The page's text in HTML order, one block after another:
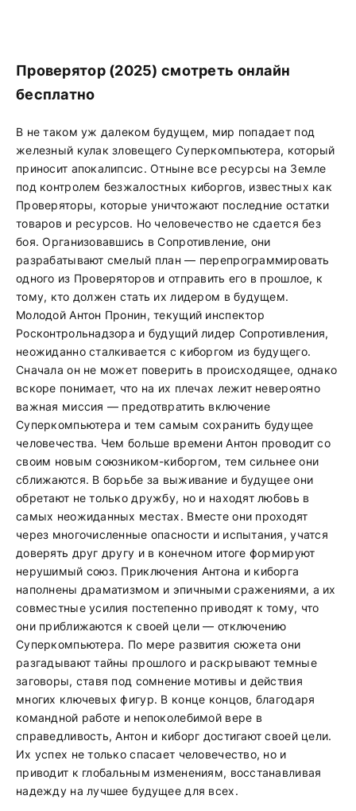
Проверятор (2025) смотреть онлайн
бесплатно
В не таком уж далеком будущем, мир попадает под
железный кулак зловещего Суперкомпьютера, который
приносит апокалипсис. Отныне все ресурсы на Земле
под контролем безжалостных киборгов, известных как
Проверяторы, которые уничтожают последние остатки
товаров и ресурсов. Но человечество не сдается без
боя. Организовавшись в Сопротивление, они
разрабатывают смелый план — перепрограммировать
одного из Проверяторов и отправить его в прошлое, к
тому, кто должен стать их лидером в будущем.
Молодой Антон Пронин, текущий инспектор
Росконтрольнадзора и будущий лидер Сопротивления,
неожиданно сталкивается с киборгом из будущего.
Сначала он не может поверить в происходящее, однако
вскоре понимает, что на их плечах лежит невероятно
важная миссия — предотвратить включение
Суперкомпьютера и тем самым сохранить будущее
человечества. Чем больше времени Антон проводит со
своим новым союзником-киборгом, тем сильнее они
сближаются. В борьбе за выживание и будущее они
обретают не только дружбу, но и находят любовь в
самых неожиданных местах. Вместе они проходят
через многочисленные опасности и испытания, учатся
доверять друг другу и в конечном итоге формируют
нерушимый союз. Приключения Антона и киборга
наполнены драматизмом и эпичными сражениями, а их
совместные усилия постепенно приводят к тому, что
они приближаются к своей цели — отключению
Суперкомпьютера. По мере развития сюжета они
разгадывают тайны прошлого и раскрывают темные
заговоры, ставя под сомнение мотивы и действия
многих ключевых фигур. В конце концов, благодаря
командной работе и непоколебимой вере в
справедливость, Антон и киборг достигают своей цели.
Их успех не только спасает человечество, но и
приводит к глобальным изменениям, восстанавливая
надежду на лучшее будущее для всех.